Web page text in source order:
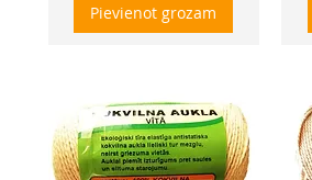
Pievienot grozam